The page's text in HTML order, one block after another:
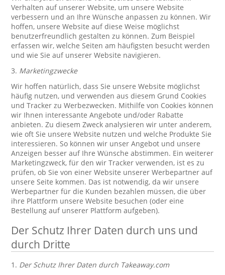
Verhalten auf unserer Website, um unsere Website
verbessern und an Ihre Wünsche anpassen zu können. Wir
hoffen, unsere Website auf diese Weise möglichst
benutzerfreundlich gestalten zu können. Zum Beispiel
erfassen wir, welche Seiten am häufigsten besucht werden
und wie Sie auf unserer Website navigieren.
3. Marketingzwecke
Wir hoffen natürlich, dass Sie unsere Website möglichst
häufig nutzen, und verwenden aus diesem Grund Cookies
und Tracker zu Werbezwecken. Mithilfe von Cookies können
wir Ihnen interessante Angebote und/oder Rabatte
anbieten. Zu diesem Zweck analysieren wir unter anderem,
wie oft Sie unsere Website nutzen und welche Produkte Sie
interessieren. So können wir unser Angebot und unsere
Anzeigen besser auf Ihre Wünsche abstimmen. Ein weiterer
Marketingzweck, für den wir Tracker verwenden, ist es zu
prüfen, ob Sie von einer Website unserer Werbepartner auf
unsere Seite kommen. Das ist notwendig, da wir unsere
Werbepartner für die Kunden bezahlen müssen, die über
ihre Plattform unsere Website besuchen (oder eine
Bestellung auf unserer Plattform aufgeben).
Der Schutz Ihrer Daten durch uns und
durch Dritte
1. Der Schutz Ihrer Daten durch Takeaway.com